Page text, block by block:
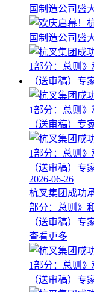
2026-06-26
杭叉集团成功
部分：总则》
（送审稿）专
查看更多